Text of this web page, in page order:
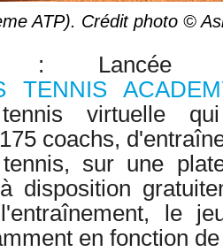
ATP). Crédit photo ©
Lancée
TENNIS
virtuelle
coachs,
sur une
disposition
le
en fonction